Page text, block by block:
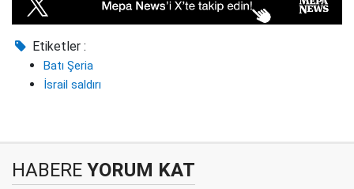
Etiketler :
Batı Şeria
İsrail saldırı
HABERE YORUM KAT